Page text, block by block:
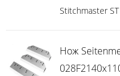
Stitchmaster
Нож